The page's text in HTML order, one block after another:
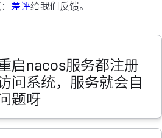
差评给我们反馈。
启nacos服务都注册
问系统，服务就会自
题呀